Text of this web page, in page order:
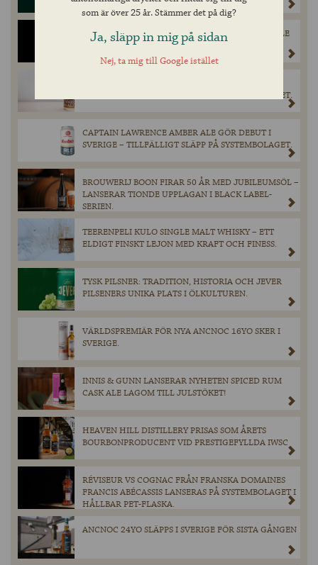
EXKLUSIV LANSERING: SULLIVAN’S BLACK MARBLE
STOUT PÅ SYSTEMBOLAGET I FEBRUARI
SVERIGE – TILLFÄLLIGT SLÄPP PÅ SYSTEMBOLAGET.
CAPTAIN LAWRENCE AMBER ALE GÖR DEBUT I
SVERIGE – TILLFÄLLIGT SLÄPP PÅ SYSTEMBOLAGET.
BROUWERIJ BOON FIRAR 50 ÅR MED JUBILEUMSÖL –
LANSERAR TIONDE UPPLAGAN I BLACK LABEL-
SERIEN.
TEERENPELI KULO SINGLE MALT WHISKY – ETT
ELDIGT FINSKT LEJON MED KRAFT OCH FINESS.
TYSK PILSNER: TRADITION, HISTORIA OCH JEVER
PILSENERS UNIKA PLATS I ÖLKULTUREN.
VÄRLDSPREMIÄR FÖR NYA ANCNOC 16YO SKER I
SVERIGE.
INNIS & GUNN LANSERAR NYHETEN SPICED RUM
CASK ALE LAGOM TILL JULSTÖKET!
HEAVEN HILL DISTILLERY PRISAS SOM ÅRETS
BOURBONPRODUCENT VID PRESTIGEFYLLDA IWSC
RÉVISEUR VS COGNAC FRÅN FRANSKA DOMAINES
FRANCIS ABÉCASSIS LANSERAS PÅ SYSTEMBOLAGET I
HÅLLBAR PET-FLASKA.
ANCNOC 24YO SLÄPPS I SVERIGE FÖR SISTA GÅNGEN
som är över 25 år. Stämmer det på dig?
Ja, släpp in mig på sidan
Nej, ta mig till Google istället